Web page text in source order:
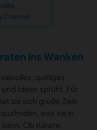
Channel
ins Wanken
quirliges
Ideen sprüht. Für
sie sich große Ziele
was sie in
Ob Karate,